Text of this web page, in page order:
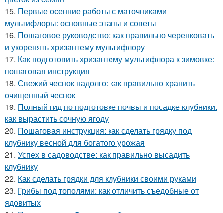
15. Первые осенние работы с маточниками
мультифлоры: основные этапы и советы
16. Пошаговое руководство: как правильно черенковать
и укоренять хризантему мультифлору
17. Как подготовить хризантему мультифлора к зимовке:
пошаговая инструкция
18. Свежий чеснок надолго: как правильно хранить
очищенный чеснок
19. Полный гид по подготовке почвы и посадке клубники:
как вырастить сочную ягоду
20. Пошаговая инструкция: как сделать грядку под
клубнику весной для богатого урожая
21. Успех в садоводстве: как правильно высадить
клубнику
22. Как сделать грядки для клубники своими руками
23. Грибы под тополями: как отличить съедобные от
ядовитых